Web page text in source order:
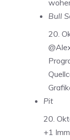
Bull
20.
Pit
20.
+1